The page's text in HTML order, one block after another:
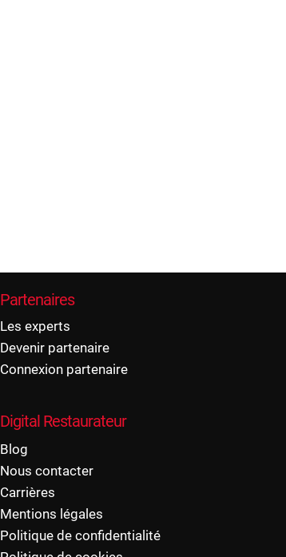
Partenaires
Les experts
Devenir partenaire
Connexion partenaire
Digital Restaurateur
Blog
Nous contacter
Carrières
Mentions légales
Politique de confidentialité